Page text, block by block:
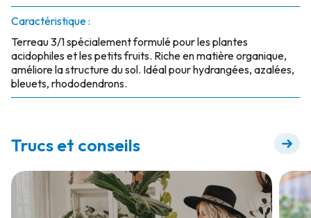
Caractéristique :
Terreau 3/1 spécialement formulé pour les plantes
acidophiles et les petits fruits. Riche en matière organique,
améliore la structure du sol. Idéal pour hydrangées, azalées,
bleuets, rhododendrons.
Trucs et conseils